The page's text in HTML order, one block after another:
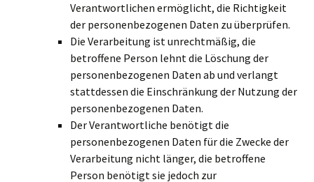
Verantwortlichen ermöglicht, die Richtigkeit
der personenbezogenen Daten zu überprüfen.
Die Verarbeitung ist unrechtmäßig, die
betroffene Person lehnt die Löschung der
personenbezogenen Daten ab und verlangt
stattdessen die Einschränkung der Nutzung der
personenbezogenen Daten.
Der Verantwortliche benötigt die
personenbezogenen Daten für die Zwecke der
Verarbeitung nicht länger, die betroffene
Person benötigt sie jedoch zur